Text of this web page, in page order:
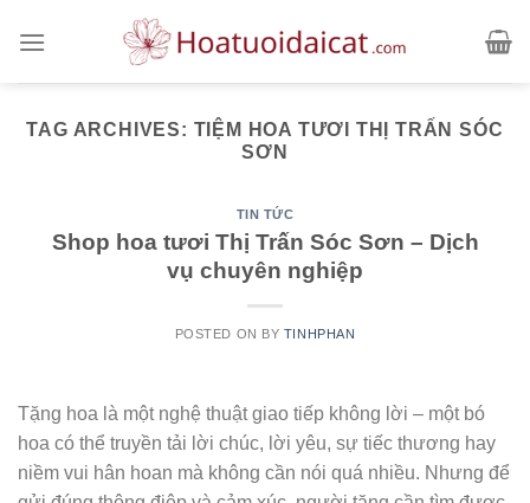
TAG ARCHIVES: TIỆM HOA TƯƠI THỊ TRẤN SÓC
SƠN
TIN TỨC
Shop hoa tươi Thị Trấn Sóc Sơn – Dịch
vụ chuyên nghiệp
POSTED ON BY TINHPHAN
Tặng hoa là một nghệ thuật giao tiếp không lời – một bó
hoa có thể truyền tải lời chúc, lời yêu, sự tiếc thương hay
niềm vui hân hoan mà không cần nói quá nhiều. Nhưng để